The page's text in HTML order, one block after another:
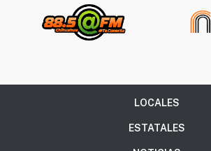
LOCALES
ESTATALES